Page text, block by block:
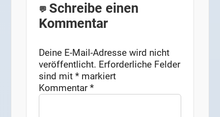
Schreibe einen
Kommentar
Deine E-Mail-Adresse wird nicht
veröffentlicht. Erforderliche Felder
sind mit* markiert
Kommentar*